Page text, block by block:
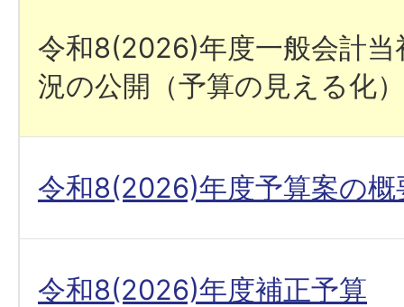
令和8(2026)年度一般会計当
況の公開（予算の見える化）
令和8(2026)年度予算案の概
令和8(2026)年度補正予算